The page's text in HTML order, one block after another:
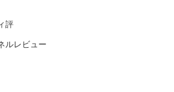
評
ルレビュー